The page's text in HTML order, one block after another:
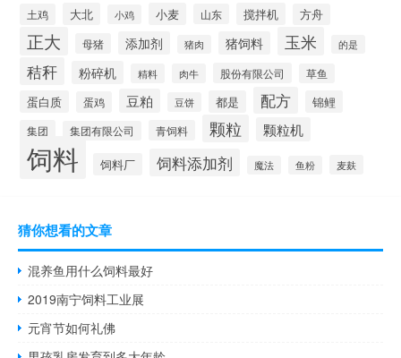
土鸡 大北 小鸡 小麦 山东 搅拌机 方舟
正大 母猪 添加剂 猪肉 猪饲料 玉米 的是
秸秆 粉碎机 精料 肉牛 股份有限公司 草鱼
蛋白质 蛋鸡 豆粕 豆饼 都是 配方 锦鲤
集团 集团有限公司 青饲料 颗粒 颗粒机
饲料 饲料厂 饲料添加剂 魔法 鱼粉 麦麸
猜你想看的文章
混养鱼用什么饲料最好
2019南宁饲料工业展
元宵节如何礼佛